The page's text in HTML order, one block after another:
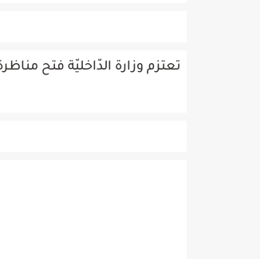
تعتزم وزارة الدّاخليّة فتح